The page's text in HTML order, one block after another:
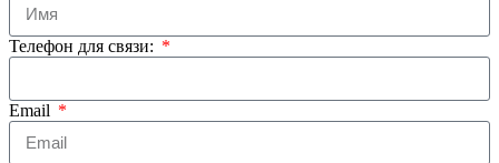
Телефон для связи:
Email